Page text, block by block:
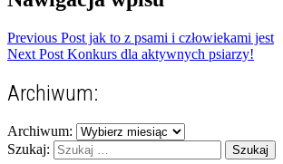
Previous Post jak to z psami i człowiekami jest
Next Post Konkurs dla aktywnych psiarzy!
Archiwum:
Archiwum:
Szukaj: